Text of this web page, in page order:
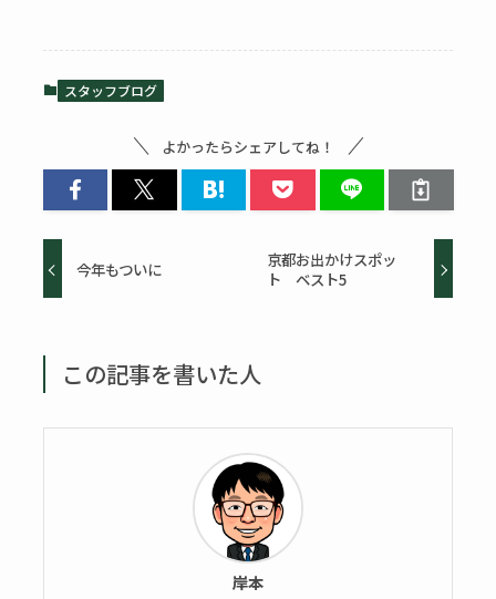
スタッフブログ
よかったらシェアしてね！
今年もついに
京都お出かけスポッ
ト ベスト5
この記事を書いた人
岸本